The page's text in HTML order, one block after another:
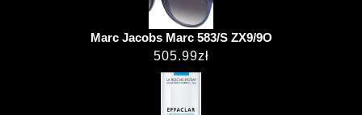
Marc Jacobs Marc 583/S ZX9/9O
505.99zł